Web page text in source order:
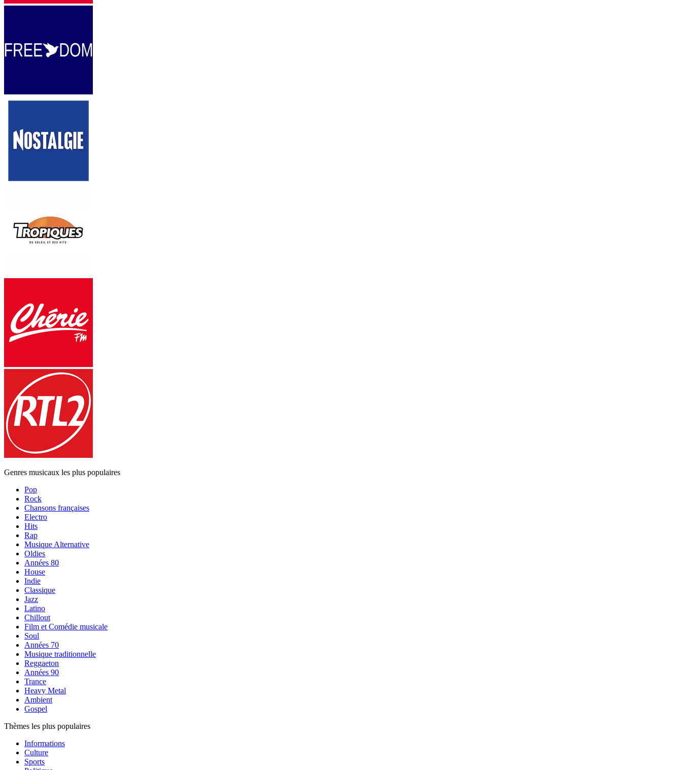
Genres musicaux les plus populaires
Pop
Rock
Chansons françaises
Electro
Hits
Rap
Musique Alternative
Oldies
Années 80
House
Indie
Classique
Jazz
Latino
Chillout
Film et Comédie musicale
Soul
Années 70
Musique traditionnelle
Reggaeton
Années 90
Trance
Heavy Metal
Ambient
Gospel
Thèmes les plus populaires
Informations
Culture
Sports